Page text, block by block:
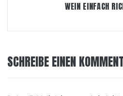
WEIN EINFACH
SCHREIBE EINEN